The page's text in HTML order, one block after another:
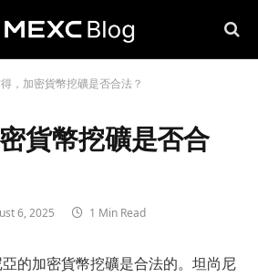
，加密貨幣挖礦是否合法？
貨幣挖礦是否合
6, 2025 1 Min Read
的加密貨幣挖礦是合法的。坦尚尼